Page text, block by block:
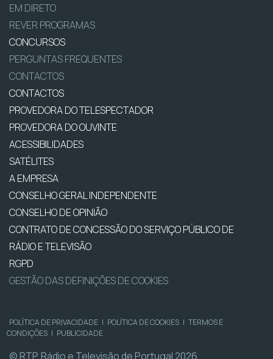
EM DIRETO
REVER PROGRAMAS
CONCURSOS
PERGUNTAS FREQUENTES
CONTACTOS
CONTACTOS
PROVEDORA DO TELESPECTADOR
PROVEDORA DO OUVINTE
ACESSIBILIDADES
SATÉLITES
A EMPRESA
CONSELHO GERAL INDEPENDENTE
CONSELHO DE OPINIÃO
CONTRATO DE CONCESSÃO DO SERVIÇO PÚBLICO DE
RÁDIO E TELEVISÃO
RGPD
GESTÃO DAS DEFINIÇÕES DE COOKIES
POLÍTICA DE PRIVACIDADE | POLÍTICA DE COOKIES | TERMOS E
CONDIÇÕES | PUBLICIDADE
© RTP, Rádio e Televisão de Portugal 2026